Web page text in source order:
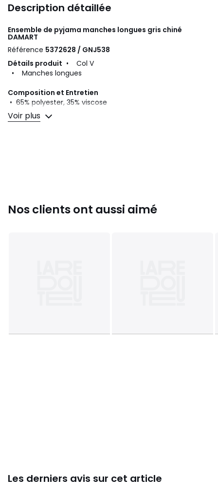
Description détaillée
Ensemble de pyjama manches longues gris chiné
DAMART
Référence 5372628 / GNJ538
Détails produit • Col V
• Manches longues
Composition et Entretien
• 65% polyester, 35% viscose
• Pour l'entretien, merci de vous référer aux indications
figurant sur l'étiquette du produit
Voir plus
Nos clients ont aussi aimé
Les derniers avis sur cet article